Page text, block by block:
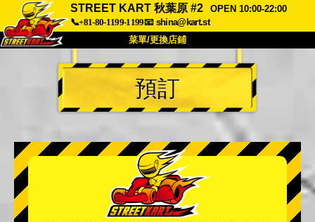
STREET KART 秋葉原 #2
OPEN 10:00-22:00
📞+81-80-1199-1199📧 shina@kart.st
菜單/更換店鋪
首頁
關於 規格 價格
公司 預訂
更換店鋪
東京秋葉原#2
預訂